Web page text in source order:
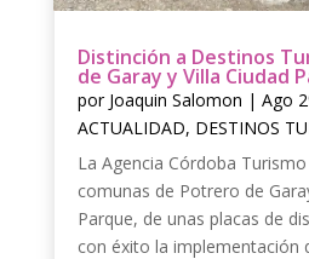
Distinción a Destinos
de Garay y Villa Ciudad
por Joaquin Salomon | Ago
ACTUALIDAD, DESTINOS
La Agencia Córdoba
comunas de Potrero de
Parque, de unas placas de
con éxito la implementación